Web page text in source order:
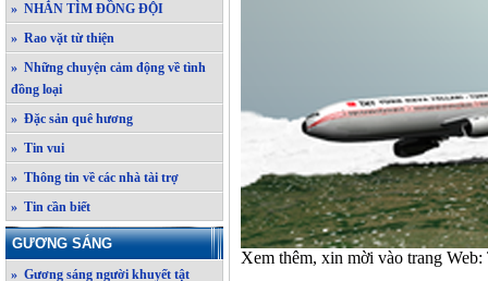
» NHẮN TÌM ĐỒNG ĐỘI
» Rao vặt từ thiện
» Những chuyện cảm động về tình
đồng loại
» Đặc sản quê hương
» Tin vui
» Thông tin về các nhà tài trợ
» Tin cần biết
GƯƠNG SÁNG
» Gương sáng người khuyết tật
Xem thêm, xin mời vào trang